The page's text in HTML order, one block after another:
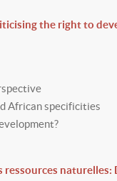
the right to
African specificities